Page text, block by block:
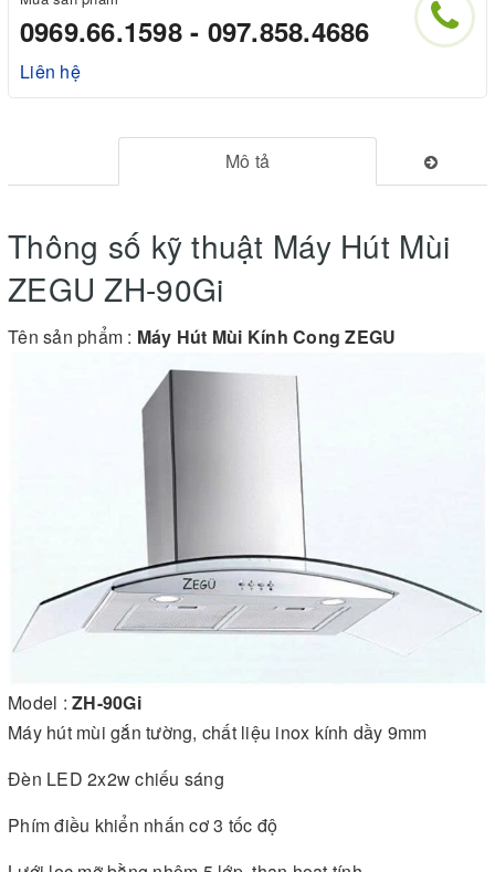
0969.66.1598 - 097.858.4686
Liên hệ
Mô tả
Thông số kỹ thuật Máy Hút Mùi
ZEGU ZH-90Gi
Tên sản phẩm : Máy Hút Mùi Kính Cong ZEGU
Model : ZH-90Gi
Máy hút mùi gắn tường, chất liệu inox kính dầy 9mm
Đèn LED 2x2w chiếu sáng
Phím điều khiển nhấn cơ 3 tốc độ